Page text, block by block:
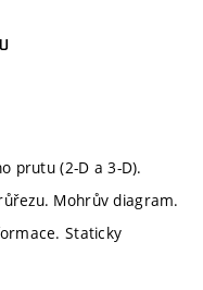
prutu (2-D a 3-D).
Mohrův diagram.
Staticky